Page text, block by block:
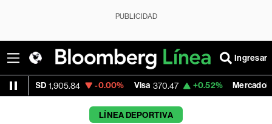
PUBLICIDAD
Ingresar
-0.00% Visa 370.47 +0.52% MercadoLibre 1,824.26
LÍNEA DEPORTIVA